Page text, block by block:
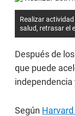
Realizar
salud, retrasar el
Después de
que puede
independencia
Según